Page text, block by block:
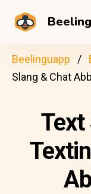
Beelinguapp
Slang & Chat
Text